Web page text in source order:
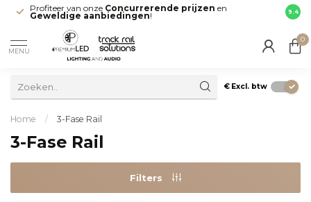
Profiteer van onze Concurrerende prijzen en
Geweldige aanbiedingen! direct
9.4
MENU
0
€ Excl. btw
Home / 3-Fase Rail
3-Fase Rail
Filters